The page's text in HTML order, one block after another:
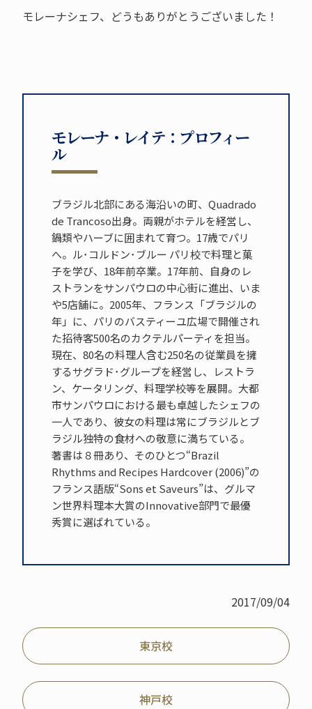
モレーナシェフ、どうもありがとうございました！
モレーナ・レイテ：プロフィー
ル
ブラジル北部にある海沿いの町、Quadrado
de Trancoso出身。両親がホテルを経営し、
鍋類やハーブに囲まれて育つ。17歳でパリ
へ。ル･コルドン･ブルー パリ校で料理と菓
子を学び、18年前卒業。17年前、自身のレ
ストランをサンパウロの中心街に進出、いま
や5店舗に。2005年、フランス「ブラジルの
年」に、パリのバスティーユ広場で開催され
た招待客500名のカクテルパーティを担当。
現在、80名の料理人含む250名の従業員を擁
するサグラド･グループを経営し、レストラ
ン、ケータリング、料理学校等を展開。大都
市サンパウロにおける最も卓越したシェフの
一人であり、彼女の料理は常にブラジルとブ
ラジル独特の食材への敬意に満ちている。
著書は８冊あり、そのひとつ“Brazil
Rhythms and Recipes Hardcover (2006)”の
フランス語版“Sons et Saveurs”は、グルマ
ン世界料理本大賞のInnovative部門で最優
秀賞に選ばれている。
2017/09/04
東京校
神戸校